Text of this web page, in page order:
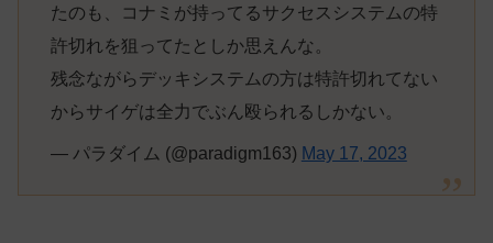
たのも、コナミが持ってるサクセスシステムの特
許切れを狙ってたとしか思えんな。
残念ながらデッキシステムの方は特許切れてない
からサイゲは全力でぶん殴られるしかない。
— パラダイム (@paradigm163) May 17, 2023